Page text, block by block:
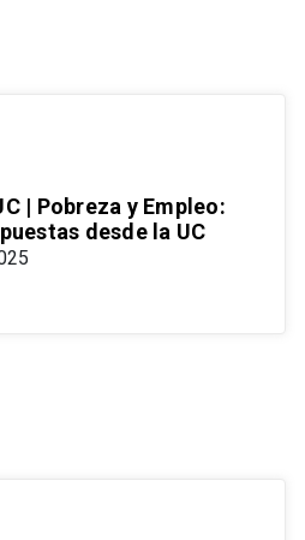
| Pobreza y Empleo:
desde la UC